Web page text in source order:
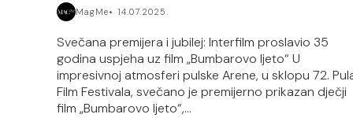
MagMe 14.07.2025.
Svečana premijera i jubilej: Interfilm proslavio 35
godina uspjeha uz film „Bumbarovo ljeto“ U
impresivnoj atmosferi pulske Arene, u sklopu 72.
Film Festivala, svečano je premijerno prikazan dječji
film „Bumbarovo ljeto“,...